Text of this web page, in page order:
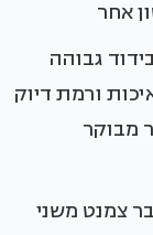
אחר
גבוהה
ורמת דיוק
מבוקר
צמנט משני